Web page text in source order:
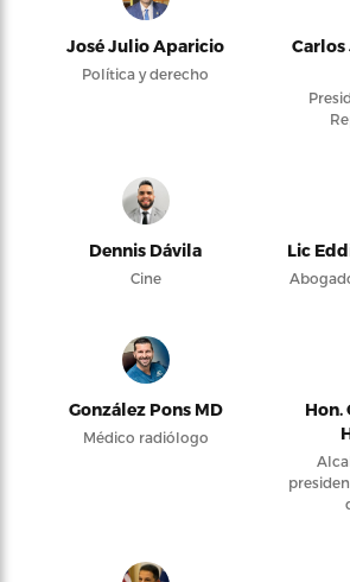
José Julio Aparicio
Política y derecho
Carlos
Dennis Dávila
Cine
Lic
González Pons MD
Médico radiólogo
Hon.